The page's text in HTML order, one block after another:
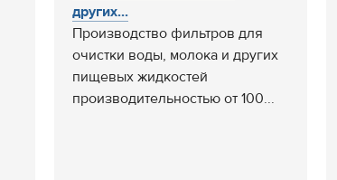
других...
Производство фильтров для
очистки воды, молока и других
пищевых жидкостей
производительностью от 100...